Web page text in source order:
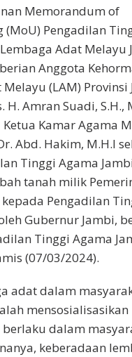
Memorandum of
(MoU) Pengadilan
Adat Melayu
Anggota
(LAM) Provinsi
H. Amran Suadi, S.H.,
Kamar Agama
Abd. Hakim, M.H.I
Tinggi Agama
tanah milik
Pengadilan
Gubernur Jambi,
Tinggi Agama
(07/03/2024).
adat dalam
mensosialisasikan
dalam
keberadaan